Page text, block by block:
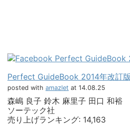
Perfect GuideBook 2014年改訂版
posted with amazlet at 14.08.25
森嶋 良子 鈴木 麻里子 田口 和裕
ソーテック社
売り上げランキング: 14,163